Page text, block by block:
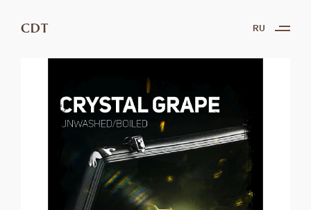
CDT RU